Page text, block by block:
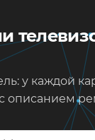
у каждой
описанием